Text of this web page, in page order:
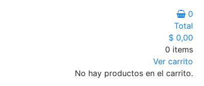
0
Total
$ 0,00
0 items
Ver carrito
No hay productos en el carrito.